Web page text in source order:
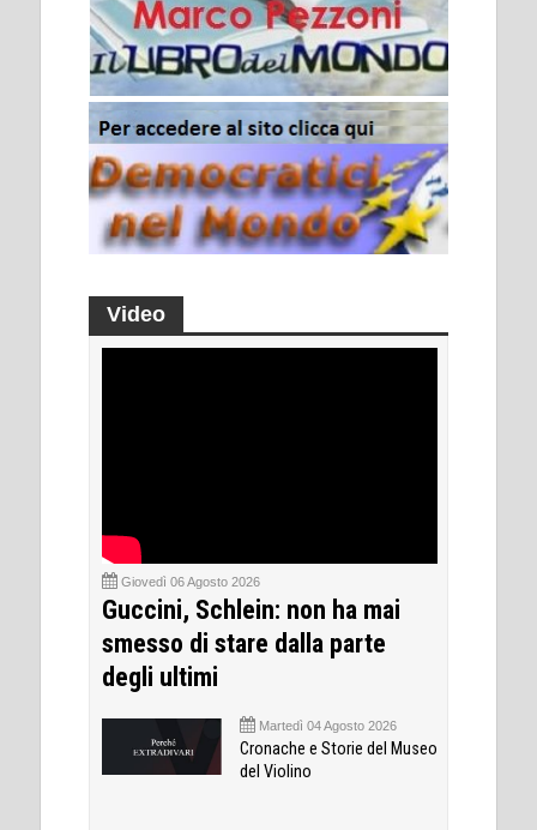
Video
Giovedì 06 Agosto 2026
Guccini, Schlein: non ha mai
smesso di stare dalla parte
degli ultimi
Martedì 04 Agosto 2026
Cronache e Storie del Museo
del Violino